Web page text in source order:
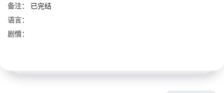
备注：
已完结
语言：
剧情：